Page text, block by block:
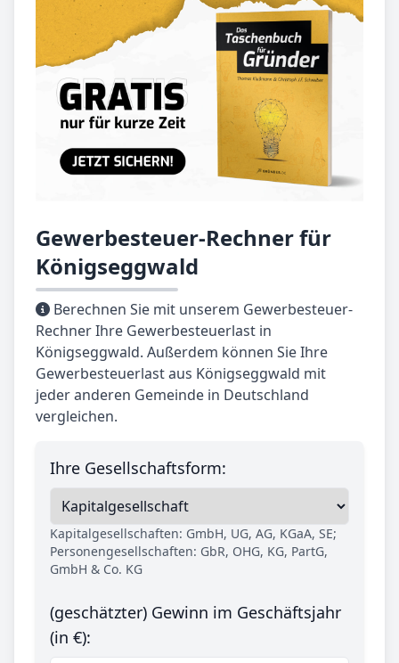
Gewerbesteuer-Rechner für
Königseggwald
Berechnen Sie mit unserem Gewerbesteuer-
Rechner Ihre Gewerbesteuerlast in
Königseggwald. Außerdem können Sie Ihre
Gewerbesteuerlast aus Königseggwald mit
jeder anderen Gemeinde in Deutschland
vergleichen.
Ihre Gesellschaftsform:
Kapitalgesellschaften: GmbH, UG, AG, KGaA, SE;
Personengesellschaften: GbR, OHG, KG, PartG,
GmbH & Co. KG
(geschätzter) Gewinn im Geschäftsjahr
(in €):